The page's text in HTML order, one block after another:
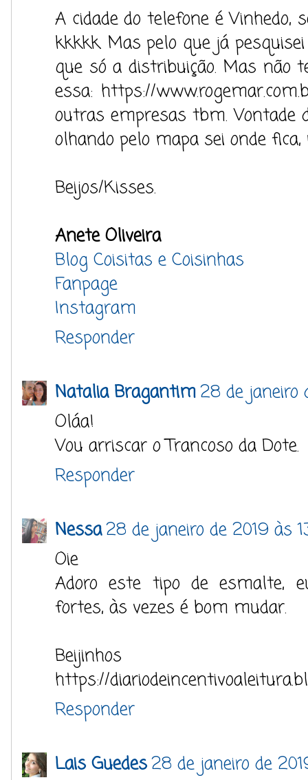
A cidade do telefone é Vinhedo,
kkkkk. Mas pelo que já
que só a distribuição. Mas não
essa: https://
outras empresas tbm. Vontade
olhando pelo mapa sei onde fica,
Beijos/Kisses.
Anete Oliveira
Blog Coisitas e Coisinhas
Fanpage
Instagram
Responder
Natalia Bragantim28 de janeiro
Oláa!
Vou arriscar o Trancoso da Dote.
Responder
Nessa28 de janeiro de 2019 às
Oie
Adoro este tipo de esmalte,
fortes, às vezes é bom mudar.
Beijinhos
https://
Responder
Lais Guedes28 de janeiro de